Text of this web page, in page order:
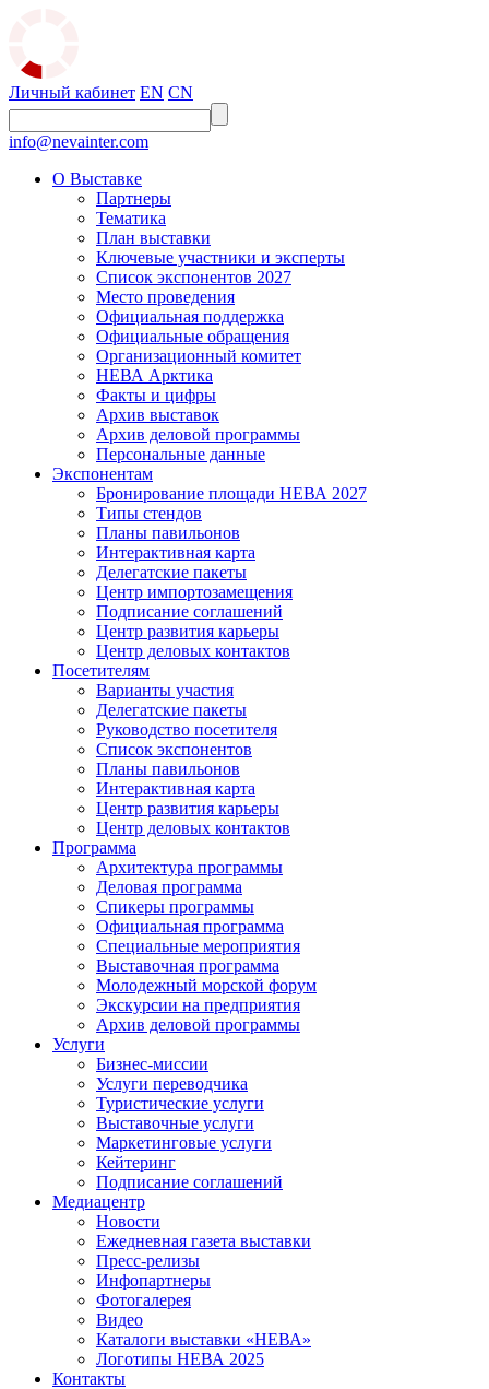
Личный кабинет EN CN
info@nevainter.com
О Выставке
Партнеры
Тематика
План выставки
Ключевые участники и эксперты
Список экспонентов 2027
Место проведения
Официальная поддержка
Официальные обращения
Организационный комитет
НЕВА Арктика
Факты и цифры
Архив выставок
Архив деловой программы
Персональные данные
Экспонентам
Бронирование площади НЕВА 2027
Типы стендов
Планы павильонов
Интерактивная карта
Делегатские пакеты
Центр импортозамещения
Подписание соглашений
Центр развития карьеры
Центр деловых контактов
Посетителям
Варианты участия
Делегатские пакеты
Руководство посетителя
Список экспонентов
Планы павильонов
Интерактивная карта
Центр развития карьеры
Центр деловых контактов
Программа
Архитектура программы
Деловая программа
Спикеры программы
Официальная программа
Специальные мероприятия
Выставочная программа
Молодежный морской форум
Экскурсии на предприятия
Архив деловой программы
Услуги
Бизнес-миссии
Услуги переводчика
Туристические услуги
Выставочные услуги
Маркетинговые услуги
Кейтеринг
Подписание соглашений
Медиацентр
Новости
Ежедневная газета выставки
Пресс-релизы
Инфопартнеры
Фотогалерея
Видео
Каталоги выставки «НЕВА»
Логотипы НЕВА 2025
Контакты